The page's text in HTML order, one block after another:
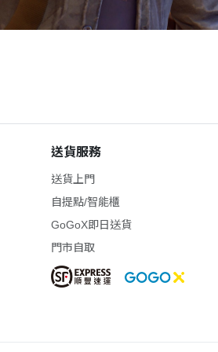
送貨服務
送貨上門
自提點/智能櫃
GoGoX即日送貨
門市自取